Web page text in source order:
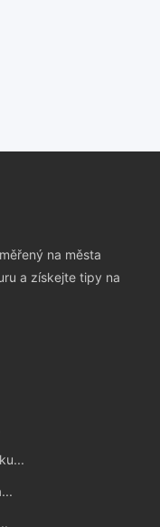
na města
a získejte tipy na